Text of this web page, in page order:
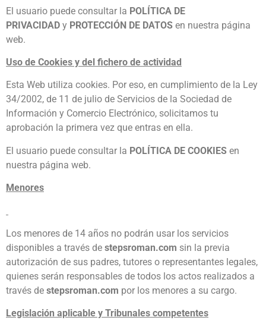
El usuario puede consultar la POLÍTICA DE
PRIVACIDAD y PROTECCIÓN DE DATOS en nuestra página
web.
Uso de Cookies y del fichero de actividad
Esta Web utiliza cookies. Por eso, en cumplimiento de la Ley
34/2002, de 11 de julio de Servicios de la Sociedad de
Información y Comercio Electrónico, solicitamos tu
aprobación la primera vez que entras en ella.
El usuario puede consultar la POLÍTICA DE COOKIES en
nuestra página web.
Menores
Los menores de 14 años no podrán usar los servicios
disponibles a través de stepsroman.com sin la previa
autorización de sus padres, tutores o representantes legales,
quienes serán responsables de todos los actos realizados a
través de stepsroman.com por los menores a su cargo.
Legislación aplicable y Tribunales competentes